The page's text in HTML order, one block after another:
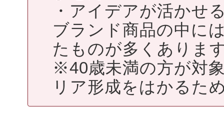
・アイデアが活かせ
ブランド商品の中に
たものが多くありま
※40歳未満の方が対
リア形成をはかるた